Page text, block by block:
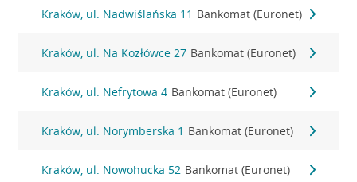
Kraków, ul. Nadwiślańska 11 Bankomat (Euronet)
Kraków, ul. Na Kozłówce 27 Bankomat (Euronet)
Kraków, ul. Nefrytowa 4 Bankomat (Euronet)
Kraków, ul. Norymberska 1 Bankomat (Euronet)
Kraków, ul. Nowohucka 52 Bankomat (Euronet)